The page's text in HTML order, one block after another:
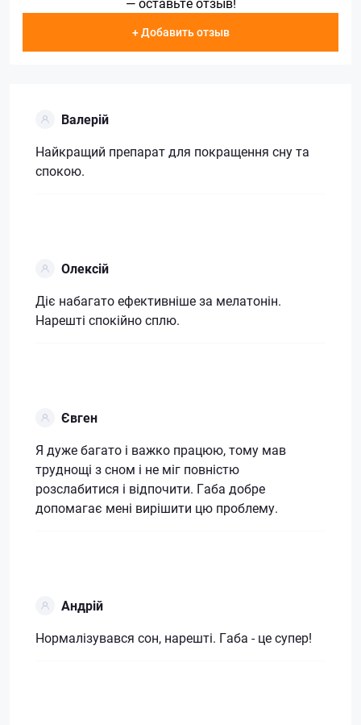
+ Добавить отзыв
Валерій
Найкращий препарат для покращення сну та
спокою.
Олексій
Діє набагато ефективніше за мелатонін.
Нарешті спокійно сплю.
Євген
Я дуже багато і важко працюю, тому мав
труднощі з сном і не міг повністю
розслабитися і відпочити. Габа добре
допомагає мені вирішити цю проблему.
Андрій
Нормалізувався сон, нарешті. Габа - це супер!